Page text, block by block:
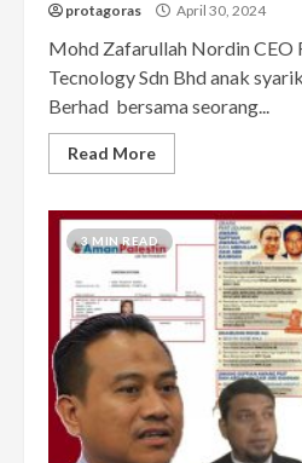
protagoras April 30, 2024
Mohd Zafarullah Nordin CEO
Tecnology Sdn Bhd anak
Berhad bersama seorang...
Read More
3 MIN READ